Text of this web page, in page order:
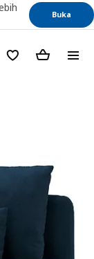
Buka